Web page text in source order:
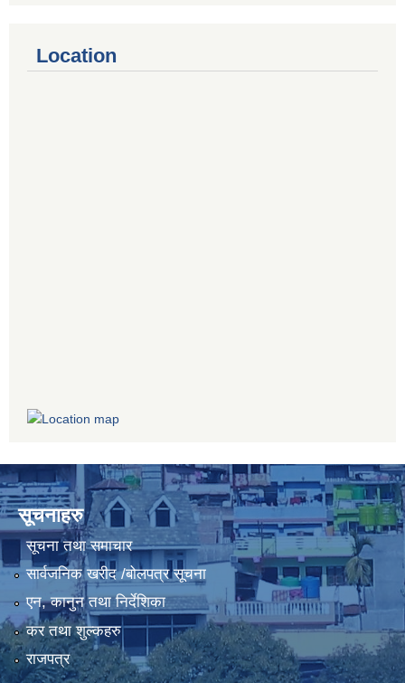
Location
सूचनाहरु
सूचना तथा समाचार
सार्वजनिक खरीद /बोलपत्र सूचना
एन, कानुन तथा निर्देशिका
कर तथा शुल्कहरु
राजपत्र